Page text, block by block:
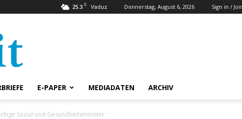
25.3 C Vaduz Donnerstag, August 6, 2026 Sign in /
E-PAPER MEDIADATEN ARCHIV
Sozial-und Gesundheitsminister